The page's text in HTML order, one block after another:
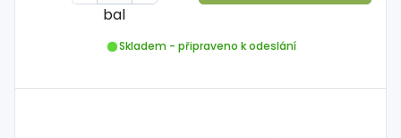
bal
Skladem - připraveno k odeslání